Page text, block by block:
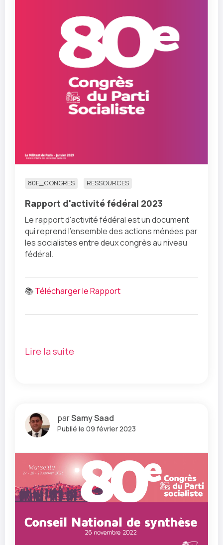
80E_CONGRES RESSOURCES
Rapport d'activité fédéral 2023
Le rapport d'activité fédéral est un document
qui reprend l'ensemble des actions ménées par
les socialistes entre deux congrès au niveau
fédéral.
📚Télécharger le Rapport
Lire la suite
parSamy Saad
Publié le 09 février 2023